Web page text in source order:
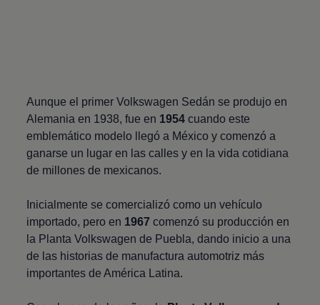
Aunque el primer Volkswagen Sedán se produjo en
Alemania en 1938, fue en 1954cuando este
emblemático modelo llegó a México y comenzó a
ganarse un lugar en las calles y en la vida cotidiana
de millones de mexicanos.
Inicialmente se comercializó como un vehículo
importado, pero en 1967comenzó su producción en
la Planta Volkswagen de Puebla, dando inicio a una
de las historias de manufactura automotriz más
importantes de América Latina.